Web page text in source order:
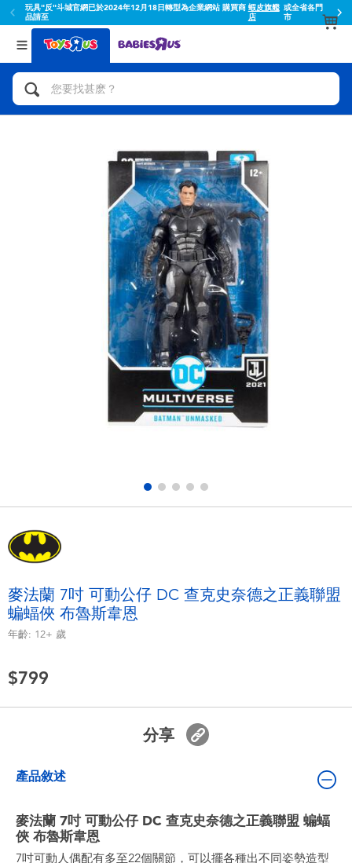
玩具"反"斗城官網已於2024年12月18日轉型為企業網站 購買商
品請至
蝦皮旗艦
店
或全省各門
市
返回
分類目錄
人氣英雄,角色扮演,射擊玩具
拼砌組合及樂高LEGO
玩具車,貨車,火車及遙控系列
手工藝,文具,蠟筆,泥膠,畫板
娃娃, 芭比,收藏公仔
遊戲及拼圖系列
派對用品
毛毛公仔玩具
盲盒
返回
品牌
Toy Story玩具總動員
Miniso名創優品
LEGO樂高
NERF熱火
麥法蘭 7吋 可動公仔 DC 查克史奈德之正義聯盟
蝙蝠俠 布魯斯韋恩
年齡: 12+ 歲
$799
分享
產品敘述
麥法蘭 7吋 可動公仔 DC 查克史奈德之正義聯盟 蝙蝠
俠 布魯斯韋恩
7吋可動人偶配有多至22個關節，可以擺各種出不同姿勢造型